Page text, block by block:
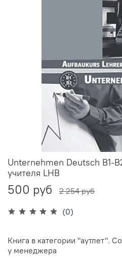
(0)
Unternehmen Deutsch B1-
учителя LHB
500 руб 2 254 руб
Книга в категории "аутлет".
у менеджера